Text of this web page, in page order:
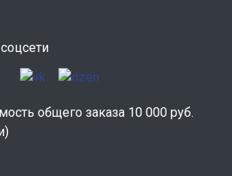
общего заказа 10 000 руб.